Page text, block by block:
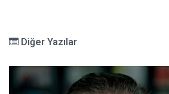
Diğer Yazılar